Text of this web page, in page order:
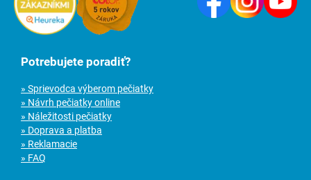
Potrebujete poradiť?
» Sprievodca výberom pečiatky
» Návrh pečiatky online
» Náležitosti pečiatky
» Doprava a platba
» Reklamacie
» FAQ